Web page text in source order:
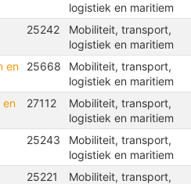
logistiek en maritiem
25242
Mobiliteit, transport,
logistiek en maritiem
en
25668
Mobiliteit, transport,
logistiek en maritiem
en
27112
Mobiliteit, transport,
logistiek en maritiem
25243
Mobiliteit, transport,
logistiek en maritiem
25221
Mobiliteit, transport,